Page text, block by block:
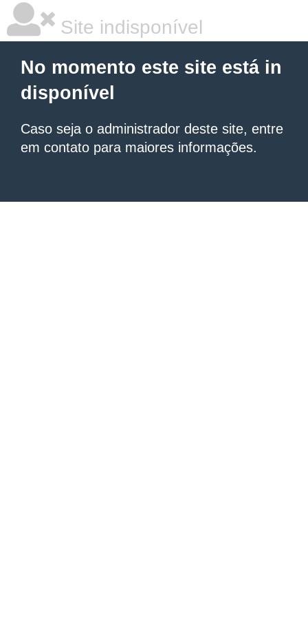
Site indisponível
No momento este site está in
disponível
Caso seja o administrador deste site, entre
em contato para maiores informações.